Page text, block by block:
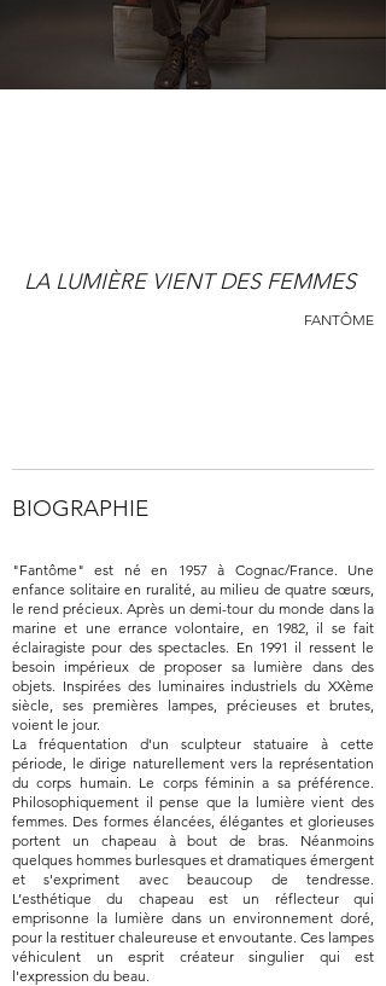
LA LUMIÈRE VIENT DES FEMMES
FANTÔME
BIOGRAPHIE
"Fantôme" est né en 1957 à Cognac/France. Une
enfance solitaire en ruralité, au milieu de quatre sœurs,
le rend précieux. Après un demi-tour du monde dans la
marine et une errance volontaire, en 1982, il se fait
éclairagiste pour des spectacles. En 1991 il ressent le
besoin impérieux de proposer sa lumière dans des
objets. Inspirées des luminaires industriels du XXème
siècle, ses premières lampes, précieuses et brutes,
voient le jour.
La fréquentation d'un sculpteur statuaire à cette
période, le dirige naturellement vers la représentation
du corps humain. Le corps féminin a sa préférence.
Philosophiquement il pense que la lumière vient des
femmes. Des formes élancées, élégantes et glorieuses
portent un chapeau à bout de bras. Néanmoins
quelques hommes burlesques et dramatiques émergent
et s'expriment avec beaucoup de tendresse.
L’esthétique du chapeau est un réflecteur qui
emprisonne la lumière dans un environnement doré,
pour la restituer chaleureuse et envoutante. Ces lampes
véhiculent un esprit créateur singulier qui est
l'expression du beau.